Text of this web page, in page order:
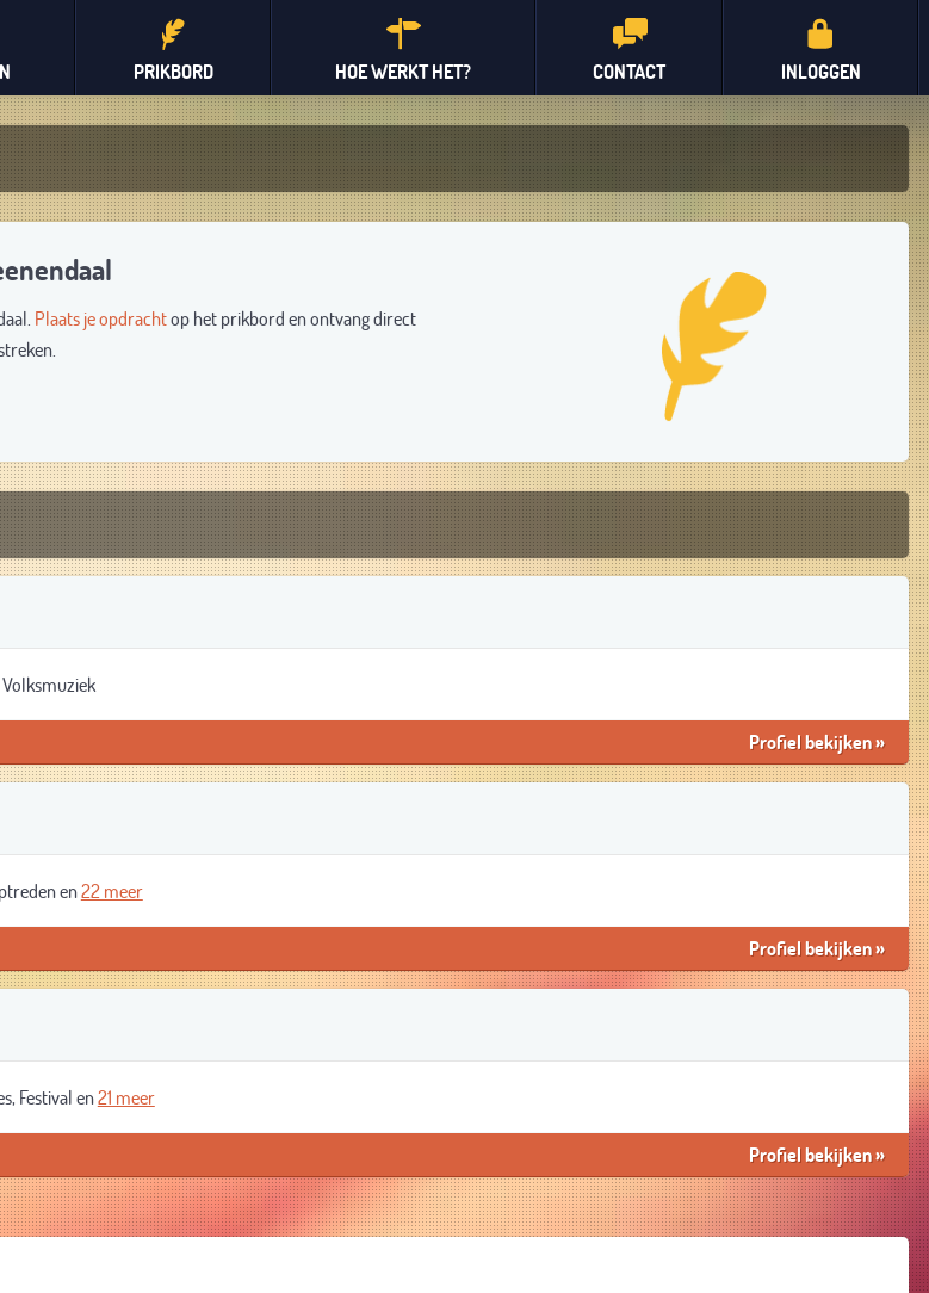
INLOGGEN
CONTACT
HOE WERKT HET?
PRIKBORD
Plaats je opdrachtop het prikbord en ontvang direct
Profiel bekijken»
en22 meer
Profiel bekijken»
Festival en21 meer
Profiel bekijken»